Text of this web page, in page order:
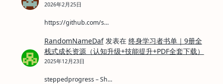
2026年2月25日
https://github.com/s…
RandomNameDaf发表在 终身学习者书单｜9册全
栈式成长资源（认知升级+技能提升+PDF全套下载）
2025年12月23日
steppedprogress – Sh…